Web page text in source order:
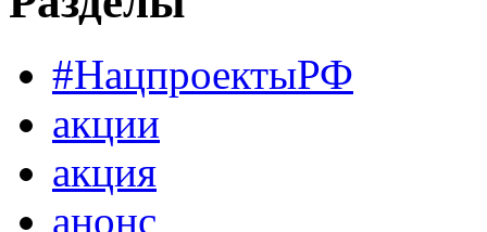
#НацпроектыРФ
акции
акция
анонс